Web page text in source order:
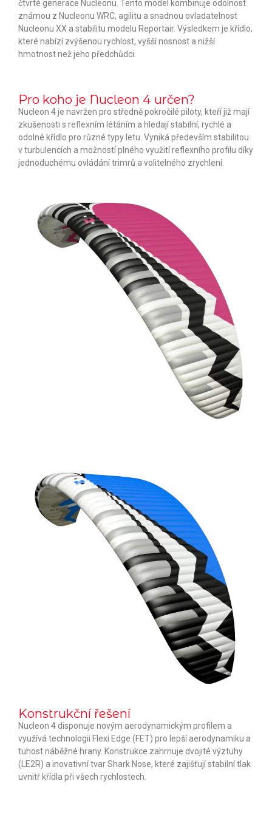
čtvrté generace Nucleonu. Tento model kombinuje odolnost
známou z Nucleonu WRC, agilitu a snadnou ovladatelnost
Nucleonu XX a stabilitu modelu Reportair. Výsledkem je křídlo,
které nabízí zvýšenou rychlost, vyšší nosnost a nižší
hmotnost než jeho předchůdci.
Pro koho je Nucleon 4 určen?
Nucleon 4 je navržen pro středně pokročilé piloty, kteří již mají
zkušenosti s reflexním létáním a hledají stabilní, rychlé a
odolné křídlo pro různé typy letu. Vyniká především stabilitou
v turbulencích a možností plného využití reflexního profilu díky
jednoduchému ovládání trimrů a volitelného zrychlení.
Konstrukční řešení
Nucleon 4 disponuje novým aerodynamickým profilem a
využívá technologii Flexi Edge (FET) pro lepší aerodynamiku a
tuhost náběžné hrany. Konstrukce zahrnuje dvojité výztuhy
(LE2R) a inovativní tvar Shark Nose, které zajišťují stabilní tlak
uvnitř křídla při všech rychlostech.